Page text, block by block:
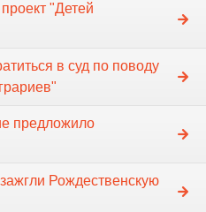
"Детей
в суд по поводу
предложило
Рождественскую